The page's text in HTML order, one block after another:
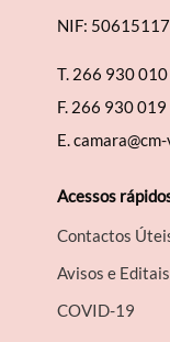
NIF:
T. 266 930 010
F. 266 930 019
E.
Acessos
Contactos
Avisos e Editais
COVID-19